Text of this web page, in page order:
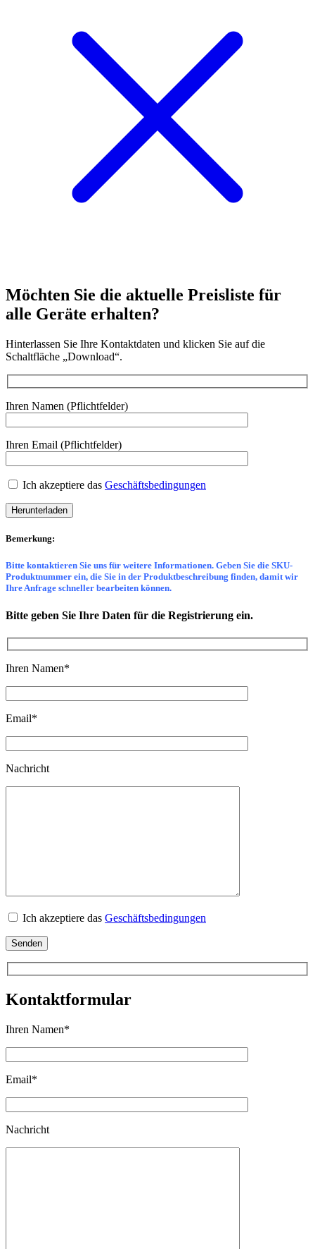
Möchten Sie die aktuelle Preisliste für
alle Geräte erhalten?
Hinterlassen Sie Ihre Kontaktdaten und klicken Sie auf die
Schaltfläche „Download“.
Ihren Namen (Pflichtfelder)
Ihren Email (Pflichtfelder)
Ich akzeptiere das Geschäftsbedingungen
Bemerkung:
Bitte kontaktieren Sie uns für weitere Informationen. Geben Sie die SKU-
Produktnummer ein, die Sie in der Produktbeschreibung finden, damit wir
Ihre Anfrage schneller bearbeiten können.
Bitte geben Sie Ihre Daten für die Registrierung ein.
Ihren Namen*
Email*
Nachricht
Ich akzeptiere das Geschäftsbedingungen
Senden
Kontaktformular
Ihren Namen*
Email*
Nachricht